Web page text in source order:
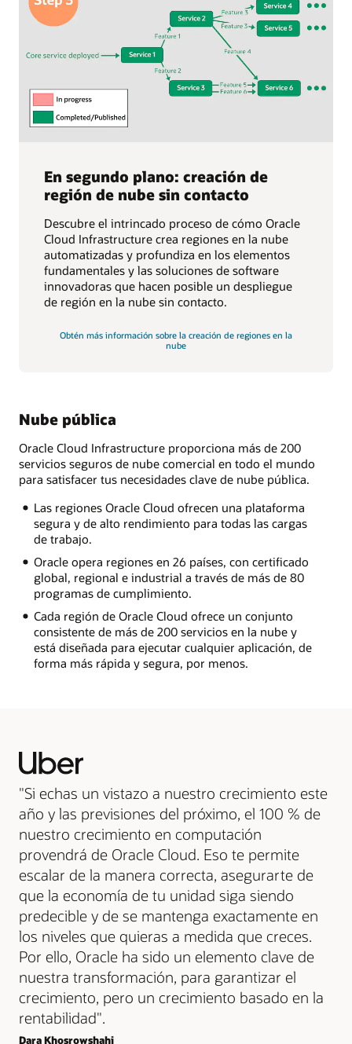
En segundo plano: creación de
región de nube sin contacto
Descubre el intrincado proceso de cómo Oracle
Cloud Infrastructure crea regiones en la nube
automatizadas y profundiza en los elementos
fundamentales y las soluciones de software
innovadoras que hacen posible un despliegue
de región en la nube sin contacto.
Obtén más información sobre la creación de regiones en la
nube
Nube pública
Oracle Cloud Infrastructure proporciona más de 200
servicios seguros de nube comercial en todo el mundo
para satisfacer tus necesidades clave de nube pública.
Las regiones Oracle Cloud ofrecen una plataforma
segura y de alto rendimiento para todas las cargas
de trabajo.
Oracle opera regiones en 26 países, con certificado
global, regional e industrial a través de más de 80
programas de cumplimiento.
Cada región de Oracle Cloud ofrece un conjunto
consistente de más de 200 servicios en la nube y
está diseñada para ejecutar cualquier aplicación, de
forma más rápida y segura, por menos.
"Si echas un vistazo a nuestro crecimiento este
año y las previsiones del próximo, el 100 % de
nuestro crecimiento en computación
provendrá de Oracle Cloud. Eso te permite
escalar de la manera correcta, asegurarte de
que la economía de tu unidad siga siendo
predecible y de se mantenga exactamente en
los niveles que quieras a medida que creces.
Por ello, Oracle ha sido un elemento clave de
nuestra transformación, para garantizar el
crecimiento, pero un crecimiento basado en la
rentabilidad".
Dara Khosrowshahi